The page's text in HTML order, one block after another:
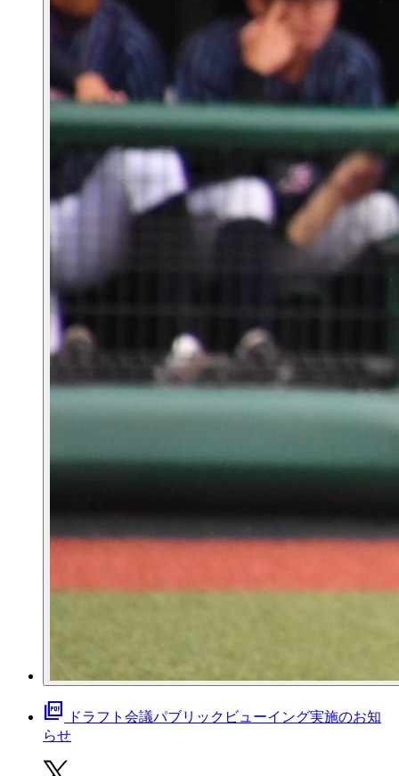
picture_as_pdf
ドラフト会議パブリックビューイング実施のお知
らせ